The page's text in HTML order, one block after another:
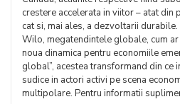
crestere accelerata in viitor – atat
cat si, mai ales, a dezvoltarii
Wilo, megatendintele globale, cum
noua dinamica pentru economiile
global”, acestea transformand din ce
sudice in actori activi pe scena
multipolare. Pentru informatii